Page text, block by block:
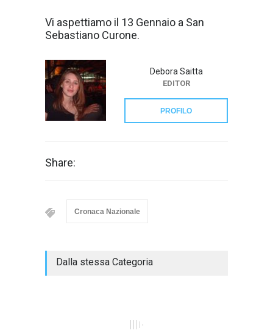
Vi aspettiamo il 13 Gennaio a San
Sebastiano Curone.
Debora Saitta
EDITOR
PROFILO
Share:
Cronaca Nazionale
Dalla stessa Categoria